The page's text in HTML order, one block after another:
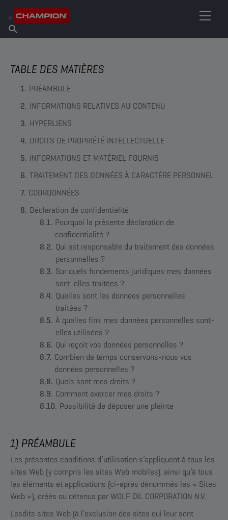
À propos de Champion
Trouver un point de vente
TABLE DES MATIÈRES
PRÉAMBULE
INFORMATIONS RELATIVES AU CONTENU
HYPERLIENS
DROITS DE PROPRIÉTÉ INTELLECTUELLE
INFORMATIONS ET MATÉRIEL FOURNIS
TRAITEMENT DES DONNÉES À CARACTÈRE PERSONNEL
COORDONNÉES
Déclaration de confidentialité
Pourquoi la présente déclaration de
confidentialité ?
Qui est responsable du traitement des données
personnelles ?
Sur quels fondements juridiques mes données
sont-elles traitées ?
Quelles sont les données personnelles
traitées ?
À quelles fins mes données personnelles sont-
elles utilisées ?
Qui reçoit vos données personnelles ?
Combien de temps conservons-nous vos
données personnelles ?
Quels sont mes droits ?
Comment exercer mes droits ?
Possibilité de déposer une plainte
1) PRÉAMBULE
Les présentes conditions d’utilisation s’appliquent à tous les
sites Web (y compris les sites Web mobiles), ainsi qu’à tous
les éléments et applications (ci-après dénommés les « Sites
Web »), créés ou détenus par WOLF OIL CORPORATION N.V.
Lesdits sites Web (à l’exclusion des sites qui leur sont